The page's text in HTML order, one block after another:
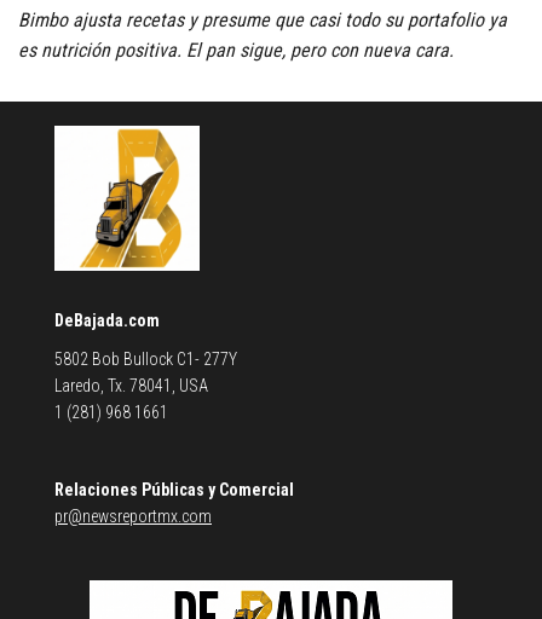
Bimbo ajusta recetas y presume que casi todo su portafolio ya
es nutrición positiva. El pan sigue, pero con nueva cara.
DeBajada.com
5802 Bob Bullock C1- 277Y
Laredo, Tx. 78041, USA
1 (281) 968 1661
Relaciones Públicas y Comercial
pr@newsreportmx.com